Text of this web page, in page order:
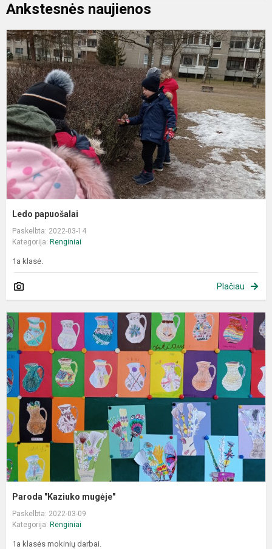
Ankstesnės naujienos
Ledo papuošalai
Paskelbta: 2022-03-14
Kategorija: Renginiai
1a klasė.
Plačiau
Paroda "Kaziuko mugėje"
Paskelbta: 2022-03-09
Kategorija: Renginiai
1a klasės mokinių darbai.